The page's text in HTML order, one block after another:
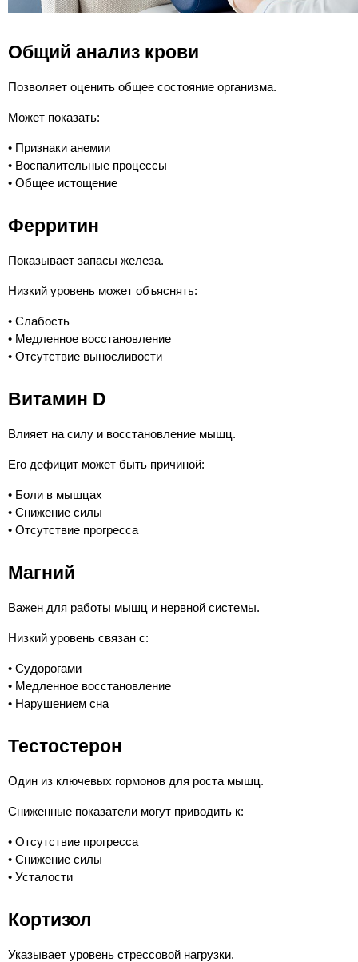
Общий анализ крови
Позволяет оценить общее состояние организма.
Может показать:
• Признаки анемии
• Воспалительные процессы
• Общее истощение
Ферритин
Показывает запасы железа.
Низкий уровень может объяснять:
• Слабость
• Медленное восстановление
• Отсутствие выносливости
Витамин D
Влияет на силу и восстановление мышц.
Его дефицит может быть причиной:
• Боли в мышцах
• Снижение силы
• Отсутствие прогресса
Магний
Важен для работы мышц и нервной системы.
Низкий уровень связан с:
• Судорогами
• Медленное восстановление
• Нарушением сна
Тестостерон
Один из ключевых гормонов для роста мышц.
Сниженные показатели могут приводить к:
• Отсутствие прогресса
• Снижение силы
• Усталости
Кортизол
Указывает уровень стрессовой нагрузки.